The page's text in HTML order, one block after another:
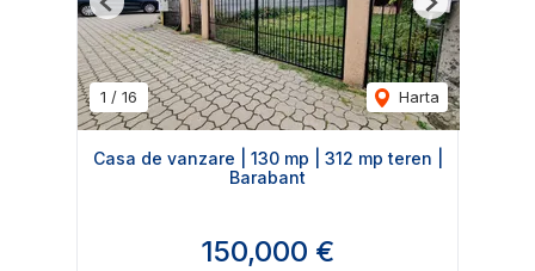
1 / 16 Harta
Previous Next
Casa de vanzare | 130 mp | 312 mp teren |
Barabant
150,000 €